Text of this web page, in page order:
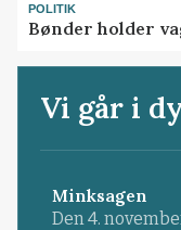
POLITIK
Bønder holder
Vi går i
Minksagen
Den 4.